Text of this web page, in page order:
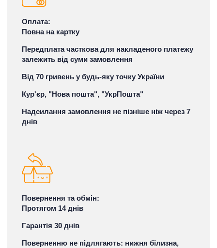
Оплата:
Повна на картку
Передплата часткова для накладеного платежу
залежить від суми замовлення
Від 70 гривень у будь-яку точку України
Кур'єр, "Нова пошта", "УкрПошта"
Надсилання замовлення не пізніше ніж через 7
днів
Повернення та обмін:
Протягом 14 днів
Гарантія 30 днів
Поверненню не підлягають: нижня білизна,